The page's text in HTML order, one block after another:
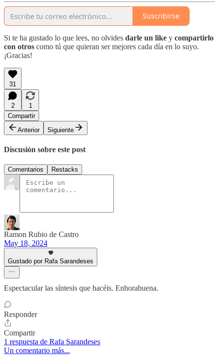
Suscribirse
Si te ha gustado lo que lees, no olvides darle un like y compartirlo
con otros como tú que quieran ser mejores cada día en lo suyo.
¡Gracias!
31
2
1
Compartir
Anterior
Siguiente
Discusión sobre este post
Comentarios Restacks
Ramon Rubio de Castro
May 18, 2024
Gustado por Rafa Sarandeses
Espectacular las síntesis que hacéis. Enhorabuena.
Responder
Compartir
1 respuesta de Rafa Sarandeses
Un comentario más...